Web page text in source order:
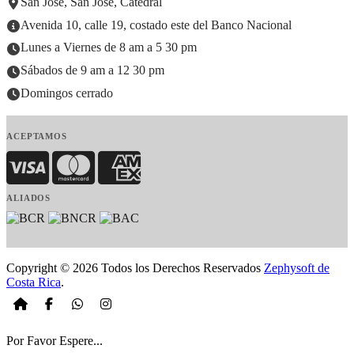
Avenida 10, calle 19, costado este del Banco Nacional
Lunes a Viernes de 8 am a 5 30 pm
Sábados de 9 am a 12 30 pm
Domingos cerrado
ACEPTAMOS
Visa MasterCardAmerican Express
ALIADOS
Copyright © 2026 Todos los Derechos Reservados Zephysoft de
Costa Rica.
Por Favor Espere...